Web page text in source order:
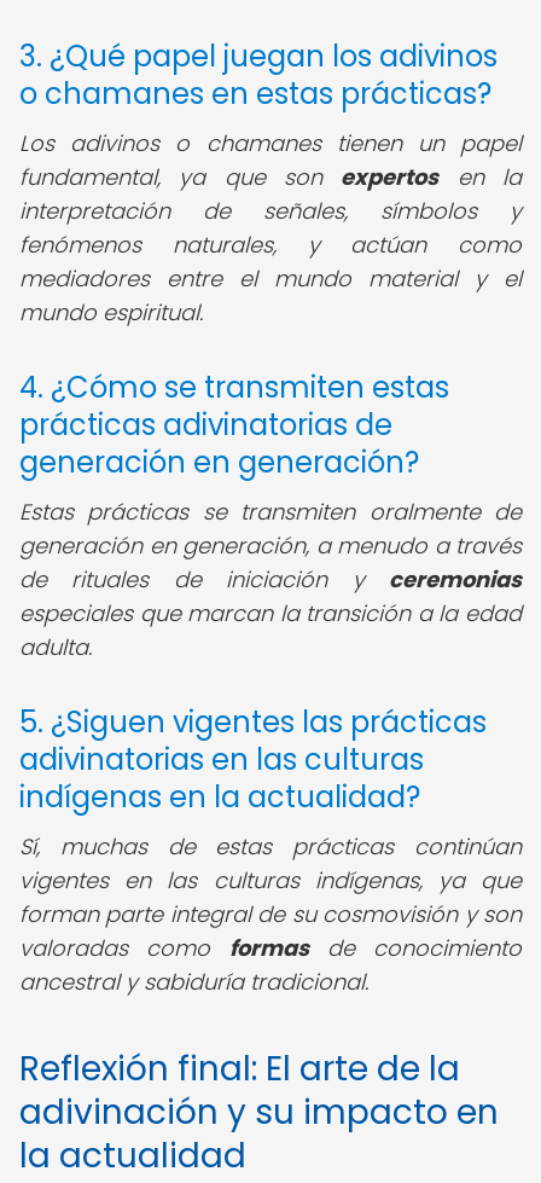
3. ¿Qué papel juegan los adivinos
o chamanes en estas prácticas?
Los adivinos o chamanes tienen un papel
fundamental, ya que son expertosen la
interpretación de señales, símbolos y
fenómenos naturales, y actúan como
mediadores entre el mundo material y el
mundo espiritual.
4. ¿Cómo se transmiten estas
prácticas adivinatorias de
generación en generación?
Estas prácticas se transmiten oralmente de
generación en generación, a menudo a través
de rituales de iniciación y ceremonias
especiales que marcan la transición a la edad
adulta.
5. ¿Siguen vigentes las prácticas
adivinatorias en las culturas
indígenas en la actualidad?
Sí, muchas de estas prácticas continúan
vigentes en las culturas indígenas, ya que
forman parte integral de su cosmovisión y son
valoradas como formasde conocimiento
ancestral y sabiduría tradicional.
Reflexión final: El arte de la
adivinación y su impacto en
la actualidad